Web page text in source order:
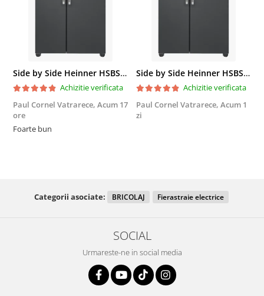
Side by Side Heinner HSBS-HM439NFINVDGWDE++, Total No Frost, Compresor Inverter, Dozator Apa, Display Touch LED, 439 L, Clasa E, Gri Antracit Texturat
Achizitie verificata
Paul Cornel Vatrarece, Acum 17
ore
Foarte bun
Side by Side Heinner HSBS-HM439NFINVDGWDE++, Total No Frost, Compresor Inverter, Dozator Apa, Display Touch LED, 439 L, Clasa E, Gri Antracit Texturat
Achizitie verificata
Paul Cornel Vatrarece, Acum 1
zi
Categorii asociate: BRICOLAJ Fierastraie electrice
SOCIAL
Urmareste-ne in social media